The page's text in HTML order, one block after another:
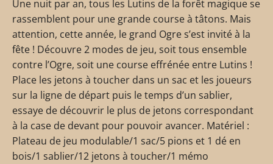
Une nuit par an, tous les Lutins de la forêt magique se
rassemblent pour une grande course à tâtons. Mais
attention, cette année, le grand Ogre s’est invité à la
fête ! Découvre 2 modes de jeu, soit tous ensemble
contre l’Ogre, soit une course effrénée entre Lutins !
Place les jetons à toucher dans un sac et les joueurs
sur la ligne de départ puis le temps d’un sablier,
essaye de découvrir le plus de jetons correspondant
à la case de devant pour pouvoir avancer. Matériel :
Plateau de jeu modulable/1 sac/5 pions et 1 dé en
bois/1 sablier/12 jetons à toucher/1 mémo